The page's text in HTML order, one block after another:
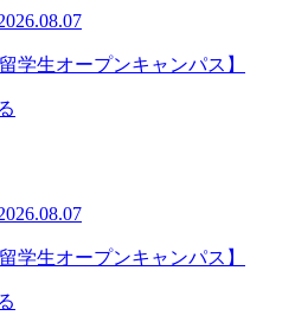
学生オープンキャンパス】
学生オープンキャンパス】